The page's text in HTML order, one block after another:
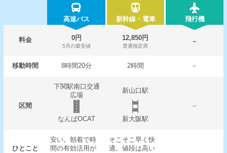
高速バス 新幹線・電車 飛行機
料金 0円
5月の最安値
12,850円
普通指定席
－
移動時間 8時間20分 2時間 －
区間
下関駅南口交通
広場
新山口駅
－
なんばOCAT
新大阪駅
ひとこと
安い。朝着で時
間の有効活用が
そこそこ早く快
適。値段は高い